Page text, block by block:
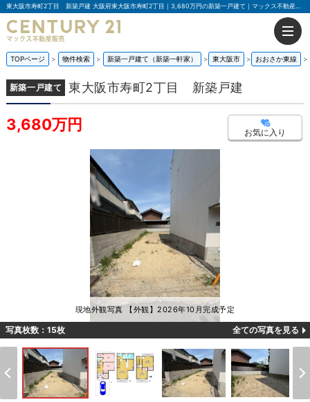
東大阪市寿町2丁目 新築戸建 大阪府東大阪市寿町2丁目｜3,680万円の新築一戸建て｜マックス不動産販売 東大阪店
TOPページ 物件検索 新築一戸建て（新築一軒家） 東大阪市 おおさか東線
新築一戸建て 東大阪市寿町2丁目 新築戸建
3,680万円 お気に入り
現地外観写真 【外観】2026年10月完成予定
写真枚数：15枚 全ての写真を見る